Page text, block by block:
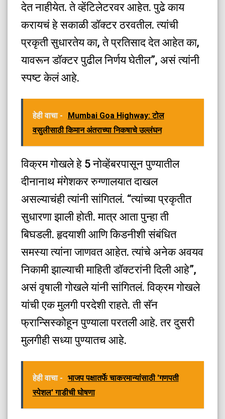
देत नाहीयेत. ते व्हेंटिलेटरवर आहेत. पुढे काय
करायचं हे सकाळी डॉक्टर ठरवतील. त्यांची
प्रकृती सुधारतेय का, ते प्रतिसाद देत आहेत का,
यावरून डॉक्टर पुढील निर्णय घेतील”, असं त्यांनी
स्पष्ट केलं आहे.
हेही वाचा -
Mumbai Goa Highway: टोल
वसुलीसाठी किमान अंतराच्या निकषाचे उल्लंघन
विक्रम गोखले हे 5 नोव्हेंबरपासून पुण्यातील
दीनानाथ मंगेशकर रुग्णालयात दाखल
असल्याचंही त्यांनी सांगितलं. “त्यांच्या प्रकृतीत
सुधारणा झाली होती. मात्र आता पुन्हा ती
बिघडली. हृदयाशी आणि किडनीशी संबंधित
समस्या त्यांना जाणवत आहेत. त्यांचे अनेक अवयव
निकामी झाल्याची माहिती डॉक्टरांनी दिली आहे”,
असं वृषाली गोखले यांनी सांगितलं. विक्रम गोखले
यांची एक मुलगी परदेशी राहते. ती सॅन
फ्रान्सिस्कोहून पुण्याला परतली आहे. तर दुसरी
मुलगीही सध्या पुण्यातच आहे.
हेही वाचा - भाजप पक्षातर्फे चाकरमान्यांसाठी 'गणपती
स्पेशल' गाडीची घोषणा